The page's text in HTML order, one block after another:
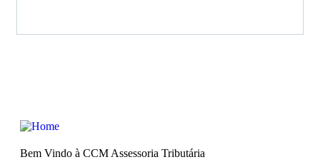
Bem Vindo à CCM Assessoria Tributária